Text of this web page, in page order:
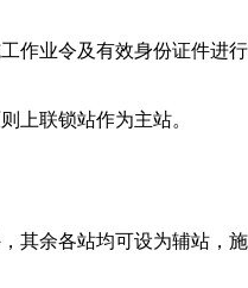
作业令及有效身份证件进
上联锁站作为主站。
其余各站均可设为辅站，